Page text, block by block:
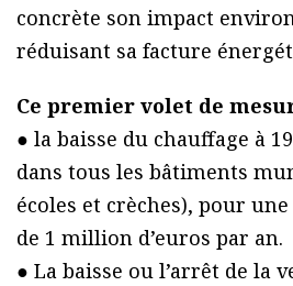
concrète son impact
réduisant sa facture
Ce premier volet de
● la baisse du chauffage à
dans tous les bâtiments
écoles et crèches), pour
de 1 million d’euros par an.
● La baisse ou l’arrêt de la